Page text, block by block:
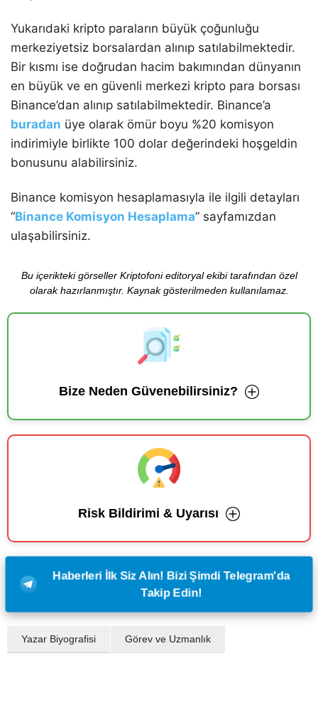
Yukarıdaki kripto paraların büyük çoğunluğu
merkeziyetsiz borsalardan alınıp satılabilmektedir.
Bir kısmı ise doğrudan hacim bakımından dünyanın
en büyük ve en güvenli merkezi kripto para borsası
Binance’dan alınıp satılabilmektedir. Binance’a
buradan üye olarak ömür boyu %20 komisyon
indirimiyle birlikte 100 dolar değerindeki hoşgeldin
bonusunu alabilirsiniz.
Binance komisyon hesaplamasıyla ile ilgili detayları
“Binance Komisyon Hesaplama” sayfamızdan
ulaşabilirsiniz.
Bu içerikteki görseller Kriptofoni editoryal ekibi tarafından özel
olarak hazırlanmıştır. Kaynak gösterilmeden kullanılamaz.
Bize Neden Güvenebilirsiniz?
Risk Bildirimi & Uyarısı
Haberleri İlk Siz Alın! Bizi Şimdi Telegram'da
Takip Edin!
Yazar Biyografisi Görev ve Uzmanlık